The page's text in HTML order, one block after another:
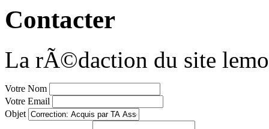
Contacter
La rÃ©daction du site
Votre Nom
Votre Email
Objet